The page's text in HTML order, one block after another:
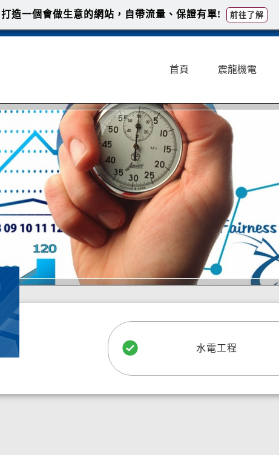
首頁 震龍機電
水電工程
打造一個會做生意的網站，自帶流量、保證有單! 前往了解